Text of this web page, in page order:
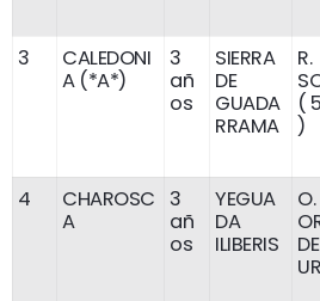
3
CALEDONI
A (*A*)
3
añ
os
SIERRA
DE
GUADA
RRAMA
R.
(
)
4
CHAROSC
A
3
añ
os
YEGUA
DA
ILIBERIS
O.
DE